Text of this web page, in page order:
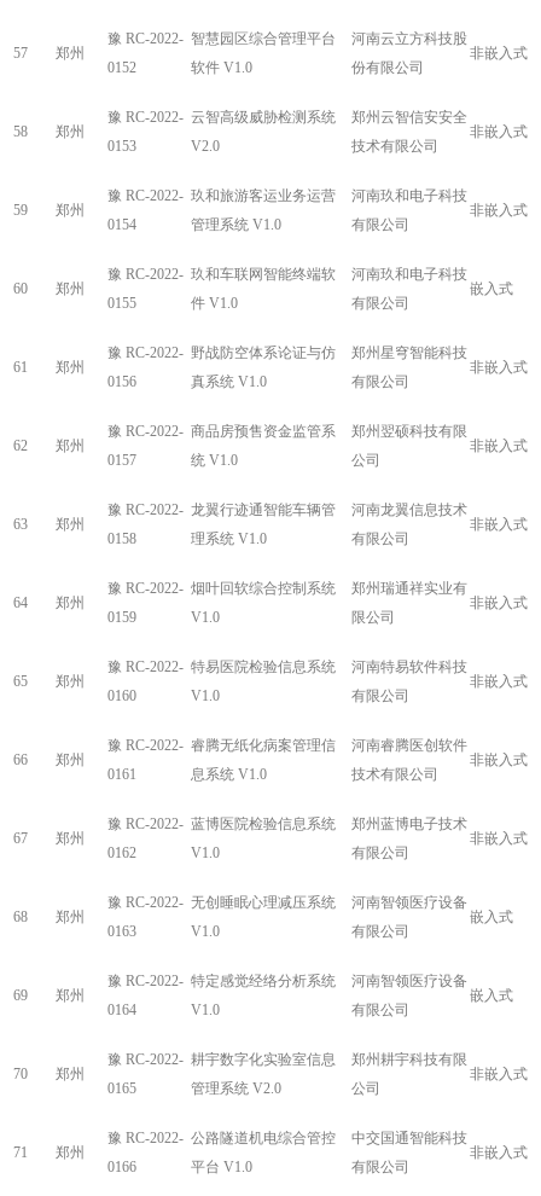
57 郑州
豫 RC-2022-
0152
智慧园区综合管理平台
软件 V1.0
河南云立方科技股
份有限公司
非嵌入式
58 郑州
豫 RC-2022-
0153
云智高级威胁检测系统
V2.0
郑州云智信安安全
技术有限公司
非嵌入式
59 郑州
豫 RC-2022-
0154
玖和旅游客运业务运营
管理系统 V1.0
河南玖和电子科技
有限公司
非嵌入式
60 郑州
豫 RC-2022-
0155
玖和车联网智能终端软
件 V1.0
河南玖和电子科技
有限公司
嵌入式
61 郑州
豫 RC-2022-
0156
野战防空体系论证与仿
真系统 V1.0
郑州星穹智能科技
有限公司
非嵌入式
62 郑州
豫 RC-2022-
0157
商品房预售资金监管系
统 V1.0
郑州翌硕科技有限
公司
非嵌入式
63 郑州
豫 RC-2022-
0158
龙翼行迹通智能车辆管
理系统 V1.0
河南龙翼信息技术
有限公司
非嵌入式
64 郑州
豫 RC-2022-
0159
烟叶回软综合控制系统
V1.0
郑州瑞通祥实业有
限公司
非嵌入式
65 郑州
豫 RC-2022-
0160
特易医院检验信息系统
V1.0
河南特易软件科技
有限公司
非嵌入式
66 郑州
豫 RC-2022-
0161
睿腾无纸化病案管理信
息系统 V1.0
河南睿腾医创软件
技术有限公司
非嵌入式
67 郑州
豫 RC-2022-
0162
蓝博医院检验信息系统
V1.0
郑州蓝博电子技术
有限公司
非嵌入式
68 郑州
豫 RC-2022-
0163
无创睡眠心理减压系统
V1.0
河南智领医疗设备
有限公司
嵌入式
69 郑州
豫 RC-2022-
0164
特定感觉经络分析系统
V1.0
河南智领医疗设备
有限公司
嵌入式
70 郑州
豫 RC-2022-
0165
耕宇数字化实验室信息
管理系统 V2.0
郑州耕宇科技有限
公司
非嵌入式
71 郑州
豫 RC-2022-
0166
公路隧道机电综合管控
平台 V1.0
中交国通智能科技
有限公司
非嵌入式